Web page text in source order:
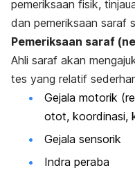
pemeriksaan fisik,
dan pemeriksaan saraf
Pemeriksaan saraf
Ahli saraf akan
tes yang relatif
Gejala motorik (r
otot, koordinasi,
Gejala sensorik
Indra peraba